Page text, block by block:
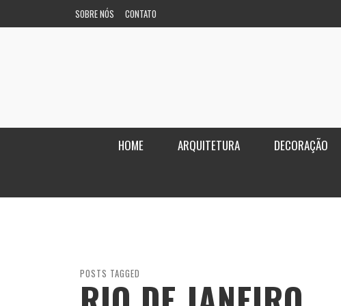
SOBRE NÓS CONTATO
HOME ARQUITETURA DECORAÇÃO
POSTS TAGGED